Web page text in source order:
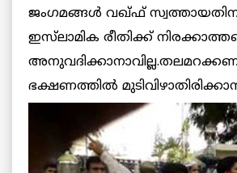
ജംഗമങ്ങള്‍ വഖ്ഫ്
ഇസ്‌ലാമിക രീതിക്ക്
ഭക്ഷണത്തില്‍